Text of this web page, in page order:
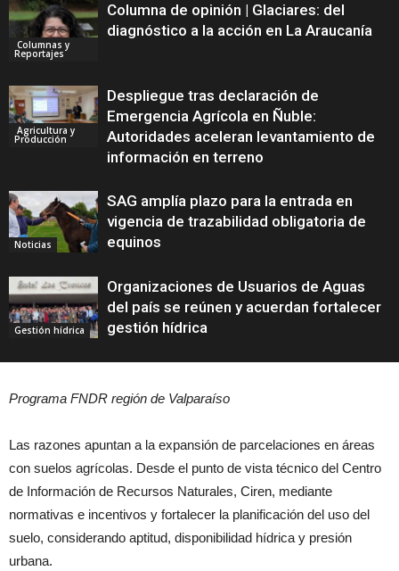
Columnas y
Reportajes
Columna de opinión | Glaciares: del
diagnóstico a la acción en La Araucanía
Agricultura y
Producción
Despliegue tras declaración de
Emergencia Agrícola en Ñuble:
Autoridades aceleran levantamiento de
información en terreno
Noticias
SAG amplía plazo para la entrada en
vigencia de trazabilidad obligatoria de
equinos
Gestión hídrica
Organizaciones de Usuarios de Aguas
del país se reúnen y acuerdan fortalecer
gestión hídrica
Programa FNDR región de Valparaíso
Las razones apuntan a la expansión de parcelaciones en áreas
con suelos agrícolas. Desde el punto de vista técnico del Centro
de Información de Recursos Naturales, Ciren, mediante
normativas e incentivos y fortalecer la planificación del uso del
suelo, considerando aptitud, disponibilidad hídrica y presión
urbana.